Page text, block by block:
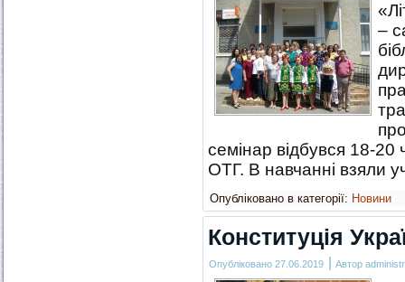
–
семінар відбувся 18-20
ОТГ. В навчанні взяли
Опубліковано в категорії: Новини
Конституція
Опубліковано 27.06.2019 | Автор